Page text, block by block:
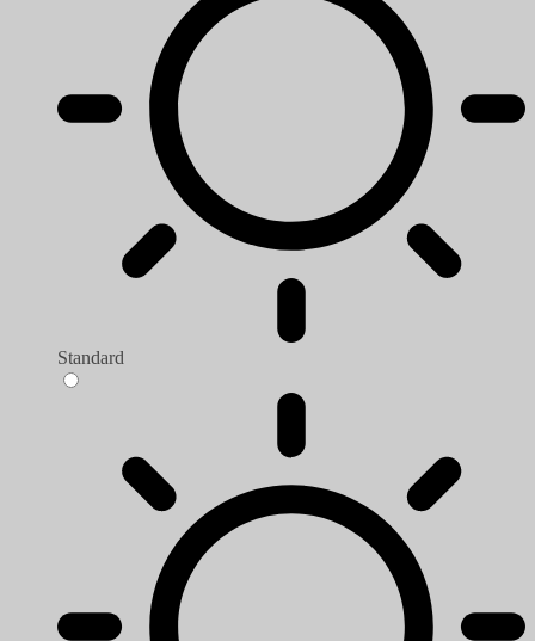
Standard